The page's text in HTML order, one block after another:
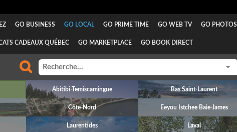
GO BUSINESS GO LOCAL GO PRIME TIME GO WEB TV GO PHOTOS
CADEAUX QUÉBEC GO MARKETPLACE GO BOOK DIRECT
Abitibi-Temiscamingue Bas Saint-Laurent
Côte-Nord Eeyou Istchee Baie-James
Laurentides Laval